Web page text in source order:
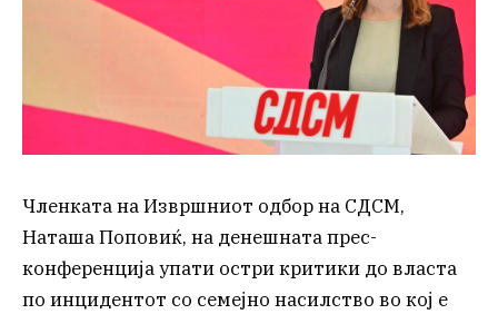
Членката на Извршниот одбор на СДСМ,
Наташа Поповиќ, на денешната прес-
конференција упати остри критики до власта
по инцидентот со семејно насилство во кој е